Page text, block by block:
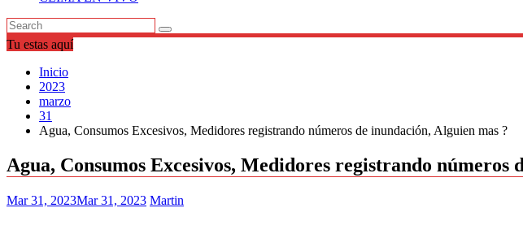
Tu estas aquí
Inicio
2023
marzo
31
Agua, Consumos Excesivos, Medidores registrando números de inundación, Alguien mas ?
Agua, Consumos Excesivos, Medidores registrando números
Mar 31, 2023Mar 31, 2023 Martin